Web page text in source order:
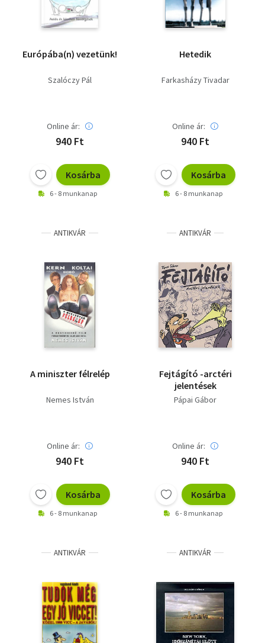
Európába(n) vezetünk!
Szalóczy Pál
Online ár:
940 Ft
Kosárba
6 - 8 munkanap
Hetedik
Farkasházy Tivadar
Online ár:
940 Ft
Kosárba
6 - 8 munkanap
ANTIKVÁR
A miniszter félrelép
Nemes István
Online ár:
940 Ft
Kosárba
6 - 8 munkanap
ANTIKVÁR
Fejtágító -arctéri
jelentések
Pápai Gábor
Online ár:
940 Ft
Kosárba
6 - 8 munkanap
ANTIKVÁR ANTIKVÁR